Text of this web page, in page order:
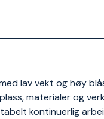
lav vekt og høy
materialer og
kontinuerlig